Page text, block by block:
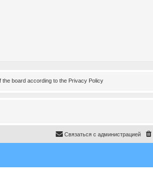
the board according to the Privacy Policy
Связаться с администрацией